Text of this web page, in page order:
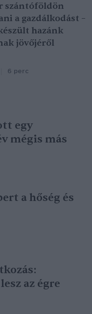
szántóföldön
a gazdálkodást –
hazánk
jövőjéről
6 perc
egy
mégis más
a hőség és
az égre